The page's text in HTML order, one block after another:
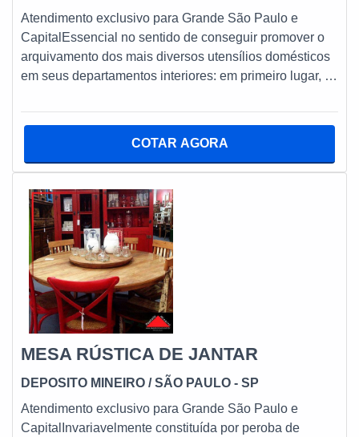
Atendimento exclusivo para Grande São Paulo e
CapitalEssencial no sentido de conseguir promover o
arquivamento dos mais diversos utensílios domésticos
em seus departamentos interiores: em primeiro lugar, é
em madeira se posiciona como um dos mais cruciais
residencial propriamente dita.O GABINETE DE
COZINHA DE MADEIRA É FUNDAMENTALAinda em
primeiro plan
COTAR AGORA
MESA RÚSTICA DE JANTAR
DEPOSITO MINEIRO / SÃO PAULO - SP
Atendimento exclusivo para Grande São Paulo e
CapitalInvariavelmente constituída por peroba de